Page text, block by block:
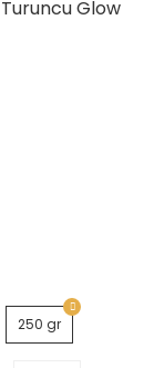
Turuncu Glow
250 gr